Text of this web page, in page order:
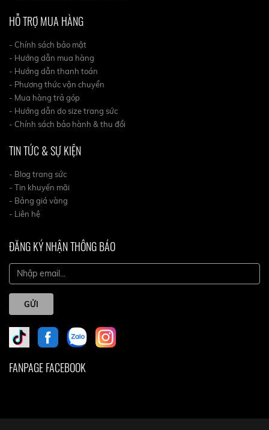
HỖ TRỢ MUA HÀNG
- Chính sách bảo mật
- Hướng dẫn mua hàng
- Hướng dẫn thanh toán
- Phương thức vận chuyển
- Mua hàng trả góp
- Hướng dẫn do size trang sức
- Chính sách bảo hành & thu đổi
TIN TỨC & SỰ KIỆN
- Blog trang sức
- Tin khuyến mãi
- Bảng giá vàng
- Liên hệ
ĐĂNG KÝ NHẬN THÔNG BÁO
GỬI
FANPAGE FACEBOOK